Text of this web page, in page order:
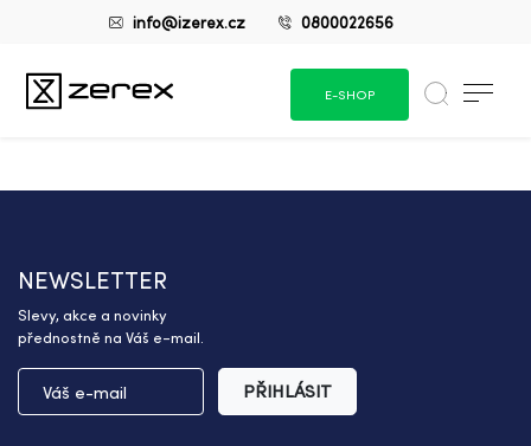
info@izerex.cz 0800022656
E-SHOP
NEWSLETTER
Slevy, akce a novinky
přednostně na Váš e-mail.
PŘIHLÁSIT